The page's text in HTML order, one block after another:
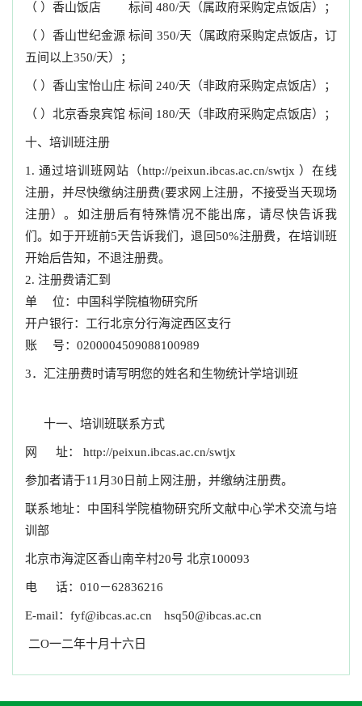
（ ）香山饭店 标间 480/天（属政府采购定点饭店）；
（ ）香山世纪金源 标间 350/天（属政府采购定点饭店，订
五间以上350/天）；
（ ）香山宝怡山庄 标间 240/天（非政府采购定点饭店）；
（ ）北京香泉宾馆 标间 180/天（非政府采购定点饭店）；
十、培训班注册
1. 通过培训班网站（http://peixun.ibcas.ac.cn/swtjx ）在线
注册，并尽快缴纳注册费(要求网上注册，不接受当天现场
注册）。如注册后有特殊情况不能出席，请尽快告诉我
们。如于开班前5天告诉我们，退回50%注册费，在培训班
开始后告知，不退注册费。
2. 注册费请汇到
单 位：中国科学院植物研究所
开户银行：工行北京分行海淀西区支行
账 号：0200004509088100989
3．汇注册费时请写明您的姓名和生物统计学培训班
十一、培训班联系方式
网 址： http://peixun.ibcas.ac.cn/swtjx
参加者请于11月30日前上网注册，并缴纳注册费。
联系地址：中国科学院植物研究所文献中心学术交流与培
训部
北京市海淀区香山南辛村20号 北京100093
电 话：010－62836216
E-mail： fyf@ibcas.ac.cn hsq50@ibcas.ac.cn
二O一二年十月十六日